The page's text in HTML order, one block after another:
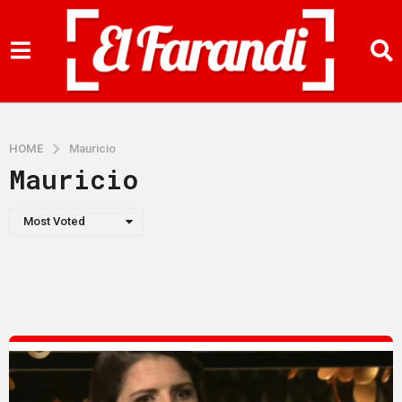
HOME Mauricio
Mauricio
Most Voted